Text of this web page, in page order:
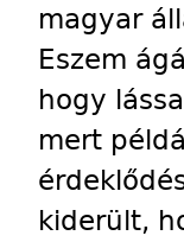
magyar
Eszem
hogy
mert
kiderült,